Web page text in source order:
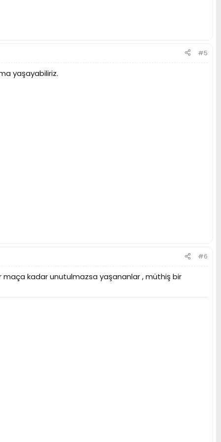
#5
yaşayabiliriz.
#6
maça kadar unutulmazsa yaşananlar , müthiş bir